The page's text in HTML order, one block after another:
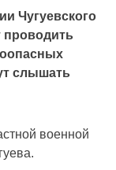
Чугуевского
проводить
слышать
военной